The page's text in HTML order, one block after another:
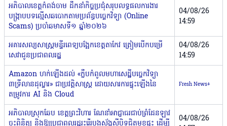
អភិបាលខេត្តកំពង់ចាម ដឹកនាំកិច្ចប្រជុំសរុបលទ្ធផលការងារ
បង្ក្រាបបទល្មើសឆបោកតាមប្រព័ន្ធបច្ចេកវិទ្យា (Online
Scams) ប្រចាំឆមាសទី១ ឆ្នាំ២០២៦
04/08/26
14:59
អគារសល្យសាស្ត្រមន្ទីរពេទ្យបង្អែកខេត្តតាកែវ ត្រៀមបើកបម្រើ
សេវាជូនប្រជាពលរដ្ឋ
04/08/26
14:59
Amazon ហក់ឡើងដល់ «ក្លឹបកំពូលមហាសេដ្ឋីបច្ចេកវិទ្យា
៣ទ្រីលានដុល្លារ» ជាប្រវត្តិសាស្ត្រ ដោយសារការផ្ទុះឡើងនៃ
តម្រូវការ AI និង Cloud
Fresh News+
អភិបាលស្រុកឆែប ខេត្តព្រះវិហារ ណែនាំអាជ្ញាធរជាប់ព្រំដែនឡាវ
04/08/26